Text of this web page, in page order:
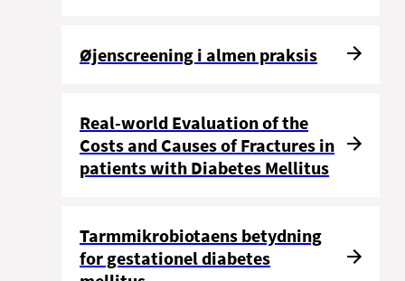
Øjenscreening i almen praksis
Real-world Evaluation of the
Costs and Causes of Fractures in
patients with Diabetes Mellitus
Tarmmikrobiotaens betydning
for gestationel diabetes